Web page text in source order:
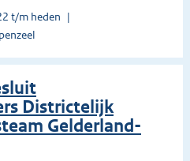
t/m heden
Districtelijk
Gelderland-